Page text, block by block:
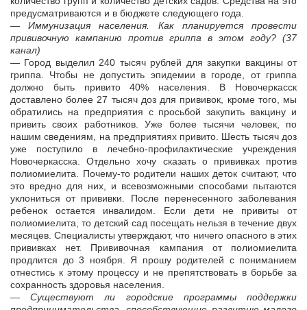
предусматриваются и в бюджете следующего года.
— Иммунизация населения. Как планируется провести
прививочную кампанию против гриппа в этом году? (37
канал)
— Город выделил 240 тысяч рублей для закупки вакцины от
гриппа. Чтобы не допустить эпидемии в городе, от гриппа
должно быть привито 40% населения. В Новочеркасск
доставлено более 27 тысяч доз для прививок, кроме того, мы
обратились на предприятия с просьбой закупить вакцину и
привить своих работников. Уже более тысячи человек, по
нашим сведениям, на предприятиях привито. Шесть тысяч доз
уже поступило в лечебно-профилактические учреждения
Новочеркасска. Отдельно хочу сказать о прививках против
полиомиелита. Почему-то родители наших деток считают, что
это вредно для них, и всевозможными способами пытаются
уклониться от прививки. После перенесенного заболевания
ребенок остается инвалидом. Если дети не привиты от
полиомиелита, то детский сад посещать нельзя в течение двух
месяцев. Специалисты утверждают, что ничего опасного в этих
прививках нет. Прививочная кампания от полиомиелита
продлится до 3 ноября. Я прошу родителей с пониманием
отнестись к этому процессу и не препятствовать в борьбе за
сохранность здоровья населения.
— Существуют ли городские программы поддержки